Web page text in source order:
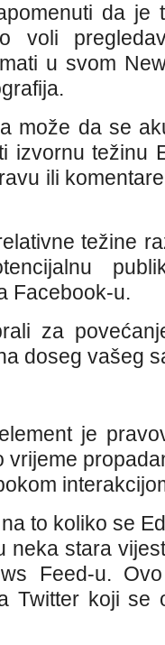
da je
voli
u svom
može da se
izvornu težinu
ili
težine
Facebook-u.
za
doseg vašeg
je
vrijeme
to koliko se
neka stara
Feed-u.
Twitter koji se